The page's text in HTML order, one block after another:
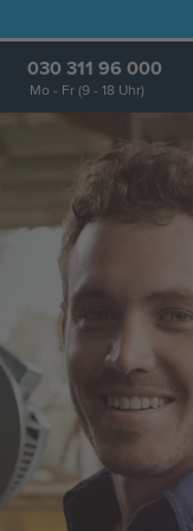
030 311 96 000
Mo - Fr (9 - 18 Uhr)